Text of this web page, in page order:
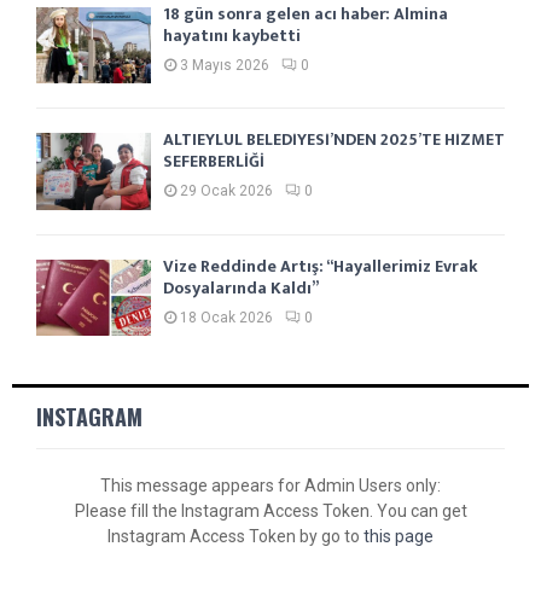
18 gün sonra gelen acı haber: Almina
hayatını kaybetti
3 Mayıs 2026 0
ALTIEYLÜL BELEDİYESİ’NDEN 2025’TE HİZMET
SEFERBERLİĞİ
29 Ocak 2026 0
Vize Reddinde Artış: “Hayallerimiz Evrak
Dosyalarında Kaldı”
18 Ocak 2026 0
INSTAGRAM
This message appears for Admin Users only:
Please fill the Instagram Access Token. You can get
Instagram Access Token by go to this page